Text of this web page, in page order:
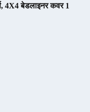
4X4 बेडलाइनर कवर 1